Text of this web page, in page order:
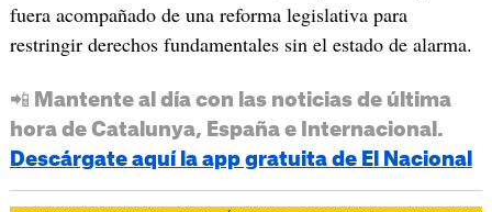
fuera acompañado de una reforma legislativa para
restringir derechos fundamentales sin el estado de alarma.
📲 Mantente al día con las noticias de última
hora de Catalunya, España e Internacional.
Descárgate aquí la app gratuita de El Nacional